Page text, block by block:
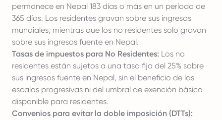
permanece en Nepal 183 días o más en un período de
365 días. Los residentes gravan sobre sus ingresos
mundiales, mientras que los no residentes solo gravan
sobre sus ingresos fuente en Nepal.
Tasas de impuestos para No Residentes: Los no
residentes están sujetos a una tasa fija del 25% sobre
sus ingresos fuente en Nepal, sin el beneficio de las
escalas progresivas ni del umbral de exención básica
disponible para residentes.
Convenios para evitar la doble imposición (DTTs):